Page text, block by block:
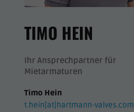
TIMO HEIN
Ihr Ansprechpartner für
Mietarmaturen
Timo Hein
t.hein[at]hartmann-valves.com